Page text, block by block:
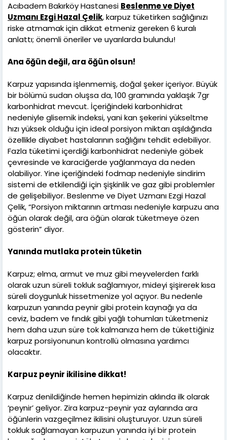
Acıbadem Bakırköy Hastanesi Beslenme ve Diyet
Uzmanı Ezgi Hazal Çelik, karpuz tüketirken sağlığınızı
riske atmamak için dikkat etmeniz gereken 6 kuralı
anlattı; önemli öneriler ve uyarılarda bulundu!
Ana öğün değil, ara öğün olsun!
Karpuz yapısında işlenmemiş, doğal şeker içeriyor. Büyük
bir bölümü sudan oluşsa da, 100 gramında yaklaşık 7gr
karbonhidrat mevcut. İçeriğindeki karbonhidrat
nedeniyle glisemik indeksi, yani kan şekerini yükseltme
hızı yüksek olduğu için ideal porsiyon miktarı aşıldığında
özellikle diyabet hastalarının sağlığını tehdit edebiliyor.
Fazla tüketimi içerdiği karbonhidrat nedeniyle göbek
çevresinde ve karaciğerde yağlanmaya da neden
olabiliyor. Yine içeriğindeki fodmap nedeniyle sindirim
sistemi de etkilendiği için şişkinlik ve gaz gibi problemler
de gelişebiliyor. Beslenme ve Diyet Uzmanı Ezgi Hazal
Çelik, “Porsiyon miktarının artması nedeniyle karpuzu ana
öğün olarak değil, ara öğün olarak tüketmeye özen
gösterin” diyor.
Yanında mutlaka protein tüketin
Karpuz; elma, armut ve muz gibi meyvelerden farklı
olarak uzun süreli tokluk sağlamıyor, mideyi şişirerek kısa
süreli doygunluk hissetmenize yol açıyor. Bu nedenle
karpuzun yanında peynir gibi protein kaynağı ya da
ceviz, badem ve fındık gibi yağlı tohumları tüketmeniz
hem daha uzun süre tok kalmanıza hem de tükettiğiniz
karpuz porsiyonunun kontrollü olmasına yardımcı
olacaktır.
Karpuz peynir ikilisine dikkat!
Karpuz denildiğinde hemen hepimizin aklında ilk olarak
‘peynir’ geliyor. Zira karpuz-peynir yaz aylarında ara
öğünlerin vazgeçilmez ikilisini oluşturuyor. Uzun süreli
tokluk sağlamayan karpuzun yanında iyi bir protein